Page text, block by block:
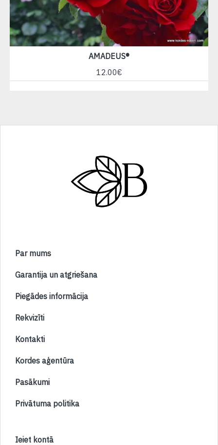
AMADEUS®
12.00€
Par mums
Garantija un atgriešana
Piegādes informācija
Rekvizīti
Kontakti
Kordes aģentūra
Pasākumi
Privātuma politika
Ieiet kontā